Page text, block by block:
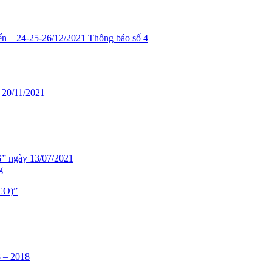
24-25-26/12/2021 Thông báo số 4
11/2021
ngày 13/07/2021
– 2018